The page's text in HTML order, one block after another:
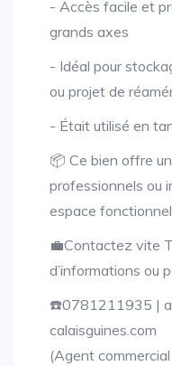
- Accès facile et
grands axes
- Idéal pour
ou projet de
- Était utilisé en
📦 Ce bien offre
professionnels ou
espace
💼Contactez vite
d’informations ou
☎️0781211935 |
calaisguines.com
(Agent